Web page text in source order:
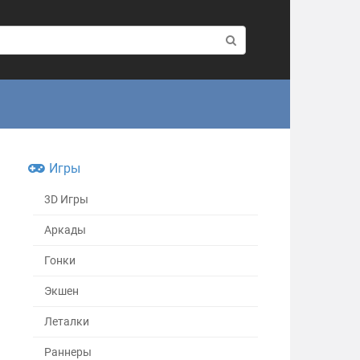
Игры
3D Игры
Аркады
Гонки
Экшен
Леталки
Раннеры